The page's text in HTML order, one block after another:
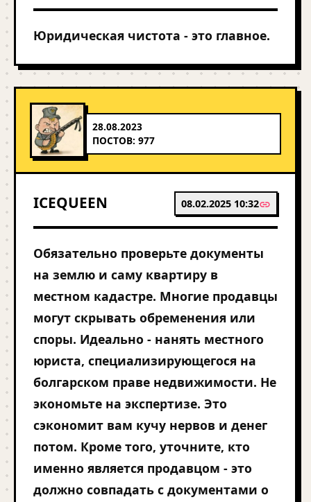
Юридическая чистота - это главное.
28.08.2023
ПОСТОВ: 977
ICEQUEEN 08.02.2025 10:32
Обязательно проверьте документы
на землю и саму квартиру в
местном кадастре. Многие продавцы
могут скрывать обременения или
споры. Идеально - нанять местного
юриста, специализирующегося на
болгарском праве недвижимости. Не
экономьте на экспертизе. Это
сэкономит вам кучу нервов и денег
потом. Кроме того, уточните, кто
именно является продавцом - это
должно совпадать с документами о